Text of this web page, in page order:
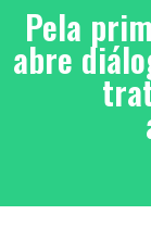
Pela
abre